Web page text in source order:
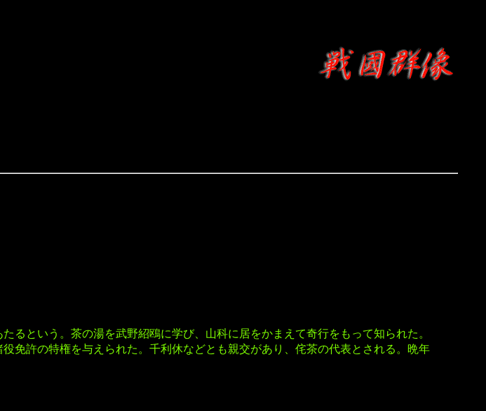
るという。茶の湯を武野紹鴎に学び、山科に居をかまえて奇行をもって知られた。
免許の特権を与えられた。千利休などとも親交があり、侘茶の代表とされる。晩年